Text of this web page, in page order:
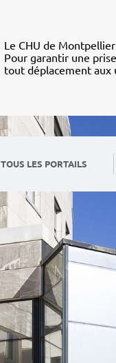
Le CHU de
Pour garantir une
tout déplacement aux
TOUS LES PORTAILS